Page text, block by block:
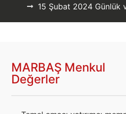
15 Şubat 2024 Günlük
MARBAŞ Menkul
Değerler